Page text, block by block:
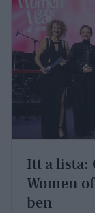
Itt a lista:
Women
ben